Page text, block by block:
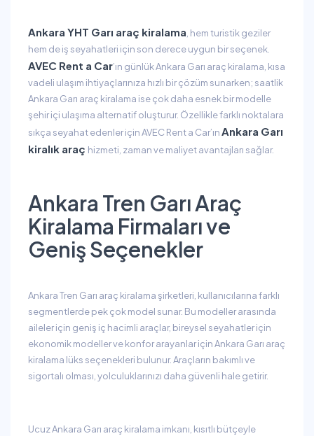
Ankara YHT Garı araç kiralama, hem turistik geziler
hem de iş seyahatleri için son derece uygun bir seçenek.
AVEC Rent a Car’ın günlük Ankara Garı araç kiralama, kısa
vadeli ulaşım ihtiyaçlarınıza hızlı bir çözüm sunarken; saatlik
Ankara Garı araç kiralama ise çok daha esnek bir modelle
şehir içi ulaşıma alternatif oluşturur. Özellikle farklı noktalara
sıkça seyahat edenler için AVEC Rent a Car’ınAnkara Garı
kiralık araç hizmeti, zaman ve maliyet avantajları sağlar.
Ankara Tren Garı Araç
Kiralama Firmaları ve
Geniş Seçenekler
Ankara Tren Garı araç kiralama şirketleri, kullanıcılarına farklı
segmentlerde pek çok model sunar. Bu modeller arasında
aileler için geniş iç hacimli araçlar, bireysel seyahatler için
ekonomik modeller ve konfor arayanlar için Ankara Garı araç
kiralama lüks seçenekleri bulunur. Araçların bakımlı ve
sigortalı olması, yolculuklarınızı daha güvenli hale getirir.
Ucuz Ankara Garı araç kiralama imkanı, kısıtlı bütçeyle